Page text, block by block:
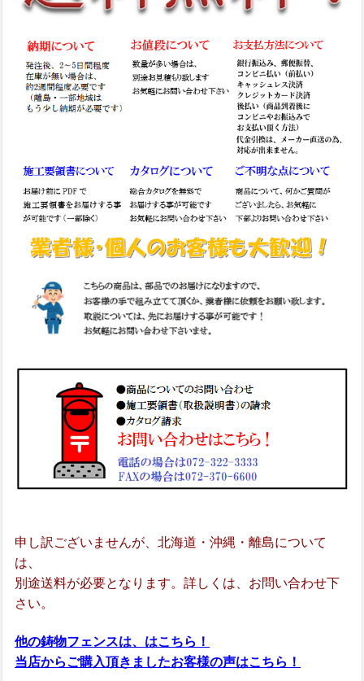
申し訳ございませんが、北海道・沖縄・離島について
は、
別途送料が必要となります。詳しくは、お問い合わせ下
さい。
他の鋳物フェンスは、はこちら！
当店からご購入頂きましたお客様の声はこちら！